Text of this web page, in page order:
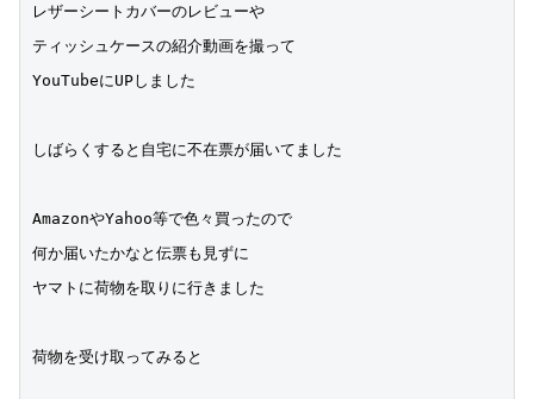
レザーシートカバーのレビューや
ティッシュケースの紹介動画を撮って
YouTubeにUPしました
しばらくすると自宅に不在票が届いてました
AmazonやYahoo等で色々買ったので
何か届いたかなと伝票も見ずに
ヤマトに荷物を取りに行きました
荷物を受け取ってみると